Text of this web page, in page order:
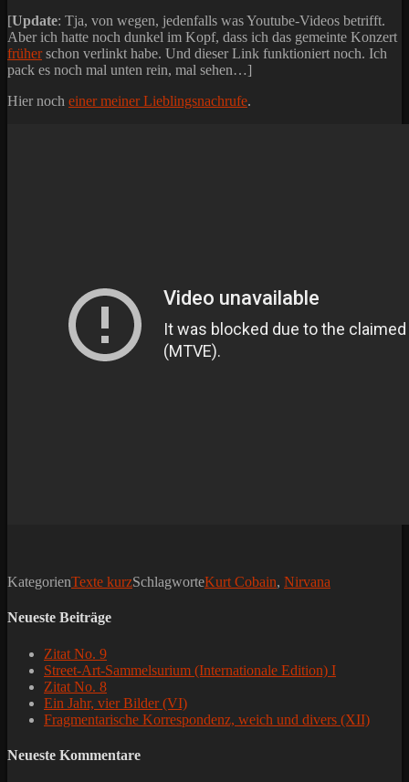
[Update: Tja, von wegen, jedenfalls was Youtube-Videos betrifft.
Aber ich hatte noch dunkel im Kopf, dass ich das gemeinte Konzert
früherschon verlinkt habe. Und dieser Link funktioniert noch. Ich
pack es noch mal unten rein, mal sehen…]
Hier noch einer meiner Lieblingsnachrufe.
KategorienTexte kurzSchlagworteKurt Cobain, Nirvana
Neueste Beiträge
Zitat No. 9
Street-Art-Sammelsurium (Internationale Edition) I
Zitat No. 8
Ein Jahr, vier Bilder (VI)
Fragmentarische Korrespondenz, weich und divers (XII)
Neueste Kommentare